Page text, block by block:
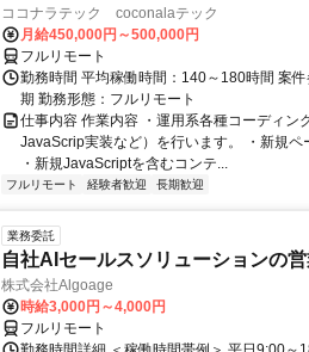
ココナラテック coconalaテック
月給450,000円～500,000円
フルリモート
勤務時間 平均稼働時間：140～180時間 案
期 勤務形態：フルリモート
仕事内容 作業内容 ・運用系各種コーディン
JavaScrip実装など）を行います。 ・新規ペ
・新規JavaScriptを含むコンテ...
フルリモート 経験者歓迎 長期歓迎
業務委託
自社AIセールスソリューションの
株式会社Algoage
時給3,000円～4,000円
フルリモート